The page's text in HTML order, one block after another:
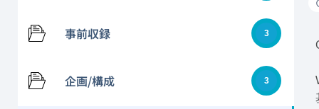
事前収録 3
企画/構成 3